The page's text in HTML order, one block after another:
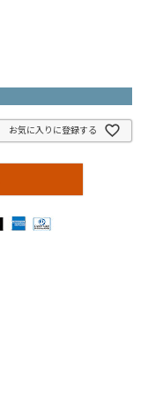
お気に入りに登録する